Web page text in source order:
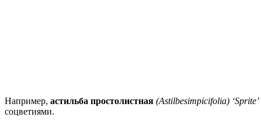
Например, астильба простолистная (Astilbesimpicifolia) ‘Sprite’
соцветиями.